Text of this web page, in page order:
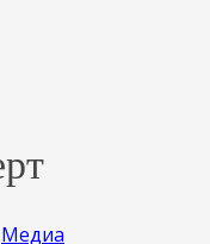
Медиа